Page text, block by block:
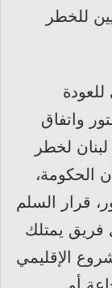
للخطر
واتفاق
لخطر
الحكومة،
قرار السلم
فريق يمتلك
الإقليمي